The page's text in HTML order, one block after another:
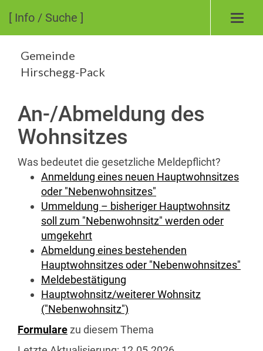
[ Info / Suche ]
Gemeinde
Hirschegg-Pack
An-/Abmeldung des
Wohnsitzes
Was bedeutet die gesetzliche Meldepflicht?
Anmeldung eines neuen Hauptwohnsitzes
oder "Nebenwohnsitzes"
Ummeldung – bisheriger Hauptwohnsitz
soll zum "Nebenwohnsitz" werden oder
umgekehrt
Abmeldung eines bestehenden
Hauptwohnsitzes oder "Nebenwohnsitzes"
Meldebestätigung
Hauptwohnsitz/weiterer Wohnsitz
("Nebenwohnsitz")
Formularezu diesem Thema